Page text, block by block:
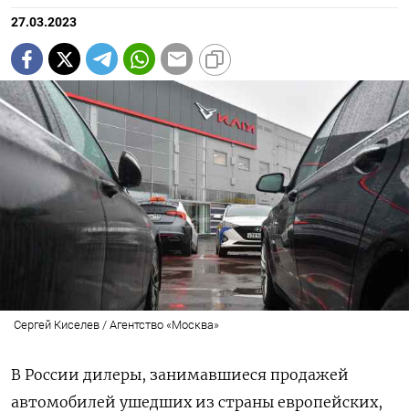
27.03.2023
Сергей Киселев / Агентство «Москва»
В России дилеры, занимавшиеся продажей
автомобилей ушедших из страны европейских,